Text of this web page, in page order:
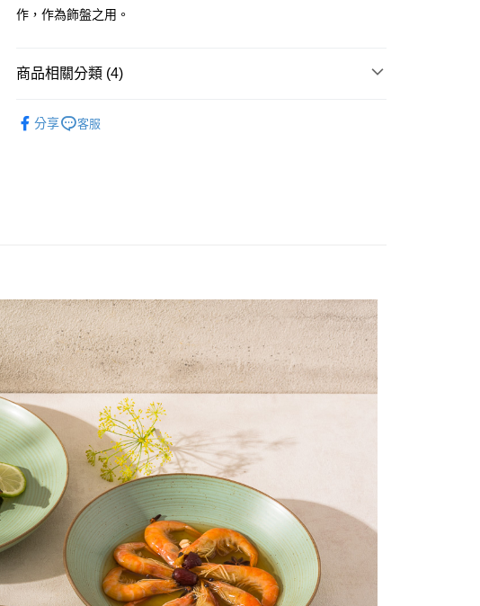
３．收到繳費通知簡訊後14天內，點擊此簡訊中的連結，可透過四大超商
／ATM／網路銀行／等多元方式進行付款，方視為交易完成。
先享後付繳納相關費用。
付客戶支援中心」
４．使用「AFTEE先享後付」時，將依據個別帳號之用戶狀況，依本公司
即時審查核予不同之上限額度；若仍有額度不足之情形，本公司將視審查
結果請求用戶進行身份認證。
５．嚴禁一人註冊多個帳號或使用他人資訊註冊。若發現惡意使用之情
形，恩沛科技股份有限公司將有權停止該用戶之使用額度並採取法律行
動。
每筆NT$60，滿NT$1,500(含以上)免運費
每筆NT$100，滿NT$1,500(含以上)免運費
作，作為飾盤之用。
商品相關分類 (4)
分享 客服